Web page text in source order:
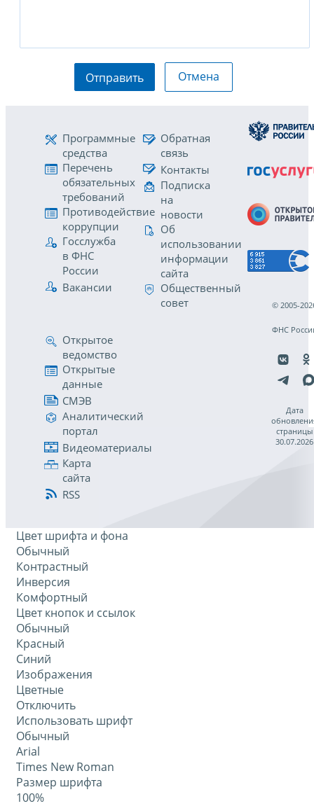
Отправить Отмена
Программные
средства
Перечень
обязательных
требований
Противодействие
коррупции
Госслужба
в ФНС
России
Вакансии
Обратная
связь
Контакты
Подписка
на
новости
Об
использовании
информации
сайта
Общественный
совет
Открытое
ведомство
Открытые
данные
СМЭВ
Аналитический
портал
Видеоматериалы
Карта
сайта
RSS
© 2005-
ФНС
Дата
страницы
30.07.2026
Цвет шрифта и фона
Обычный
Контрастный
Инверсия
Комфортный
Цвет кнопок и ссылок
Обычный
Красный
Синий
Изображения
Цветные
Отключить
Использовать шрифт
Обычный
Arial
Times New Roman
Размер шрифта
100%